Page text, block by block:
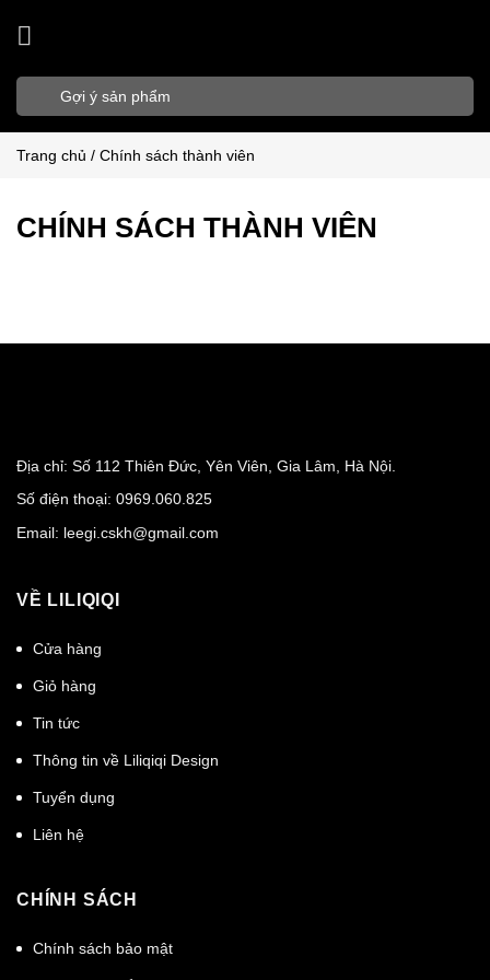
qua
kiếm:
Trang chủ / Chính sách thành viên
CHÍNH SÁCH THÀNH VIÊN
Địa chỉ: Số 112 Thiên Đức, Yên Viên, Gia Lâm, Hà Nội.
Số điện thoại: 0969.060.825
Email: leegi.cskh@gmail.com
VỀ LILIQIQI
Cửa hàng
Giỏ hàng
Tin tức
Thông tin về Liliqiqi Design
Tuyển dụng
Liên hệ
CHÍNH SÁCH
Chính sách bảo mật